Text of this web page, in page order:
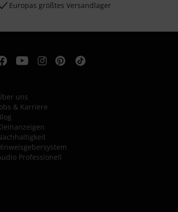
Europas größtes Versandlager
uns
& Karriere
Professionell